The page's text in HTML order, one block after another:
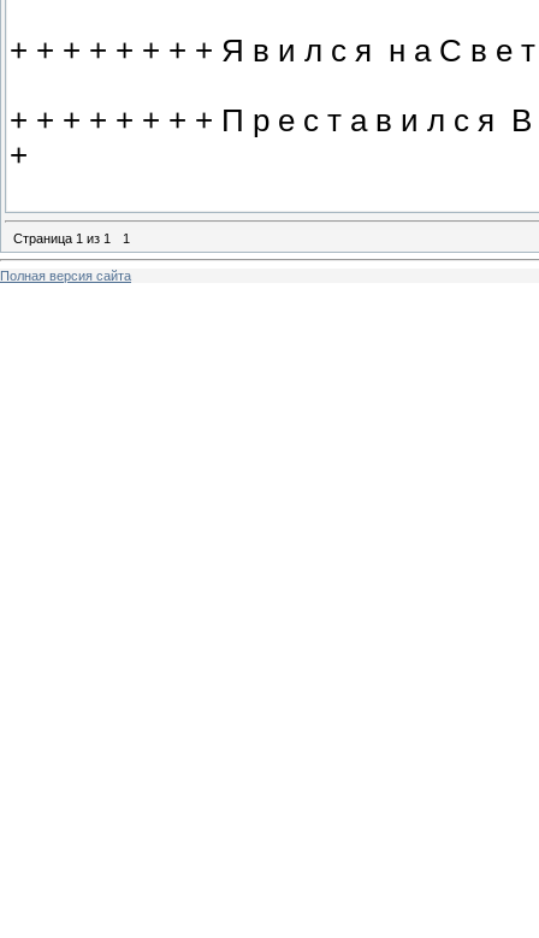
+ + + + + + + + Я в и л с я н а С в е
+ + + + + + + + П р е с т а в и л с я
+
Страница 1 из 1 1
Полная версия сайта